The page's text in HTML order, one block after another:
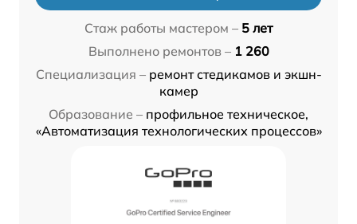
Стаж работы мастером – 5 лет
Выполнено ремонтов – 1 260
Специализация – ремонт стедикамов и экшн-
камер
Образование – профильное техническое,
«Автоматизация технологических процессов»